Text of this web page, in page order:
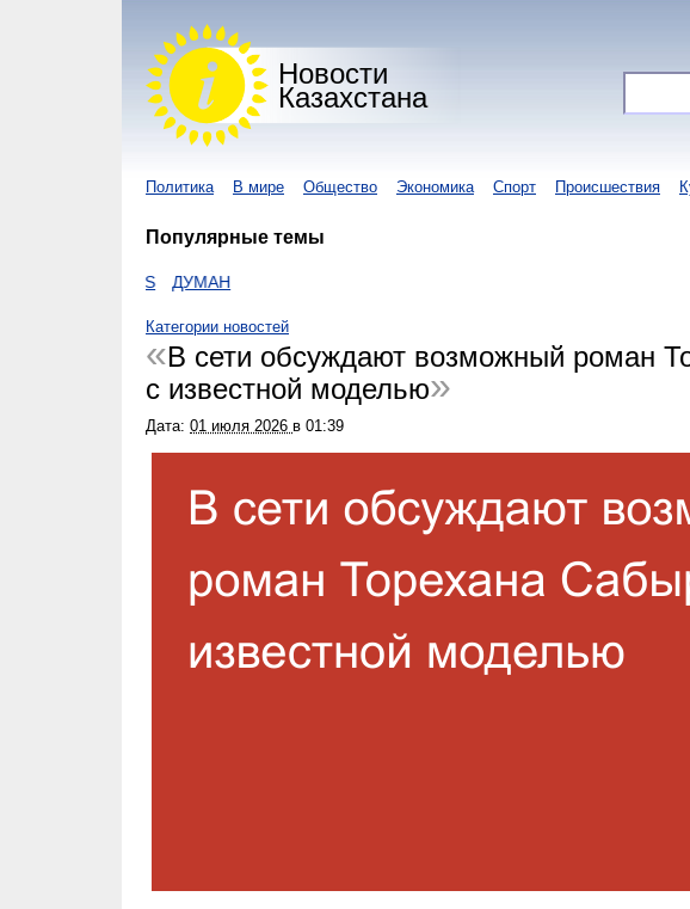
Новости
Казахстана
Политика В мире Общество Экономика Спорт Происшествия
Популярные темы
ДУМАН
Категории новостей
В сети обсуждают возможный роман
с известной моделью
Дата: 01 июля 2026 в 01:39